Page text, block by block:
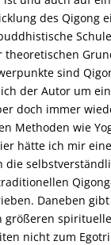
des Qigong
theoretischen
sind
der Autor um
doch immer
Methoden wie
hätte ich mir
die
Daneben
größeren
nicht zum